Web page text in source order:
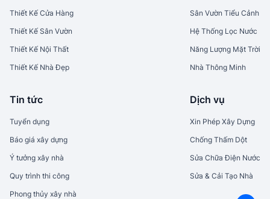
Thiết Kế Cửa Hàng
Thiết Kế Sân Vườn
Thiết Kế Nội Thất
Thiết Kế Nhà Đẹp
Sân Vườn Tiểu Cảnh
Hệ Thống Lọc Nước
Năng Lượng Mặt Trời
Nhà Thông Minh
Tin tức
Tuyển dụng
Báo giá xây dựng
Ý tưởng xây nhà
Quy trình thi công
Phong thủy xây nhà
Dịch vụ
Xin Phép Xây Dựng
Chống Thấm Dột
Sửa Chữa Điện Nước
Sửa & Cải Tạo Nhà